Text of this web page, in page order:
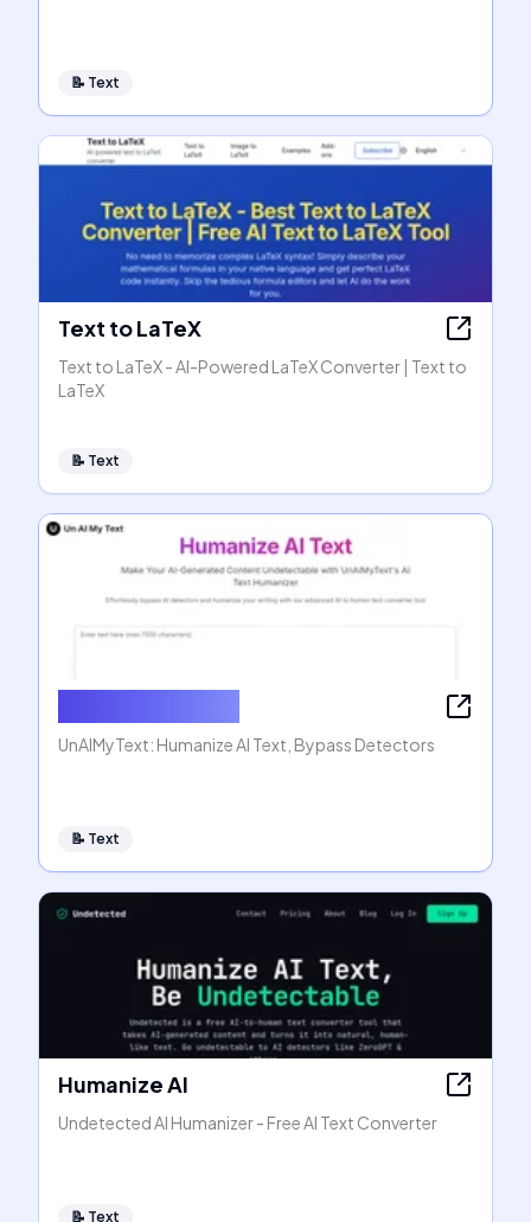
📝 Text
Text to LaTeX
Text to LaTeX - AI-Powered LaTeX Converter | Text to
LaTeX
📝 Text
UnAIMyText: Humanize AI Text, Bypass Detectors
📝 Text
Humanize AI
Undetected AI Humanizer - Free AI Text Converter
📝 Text